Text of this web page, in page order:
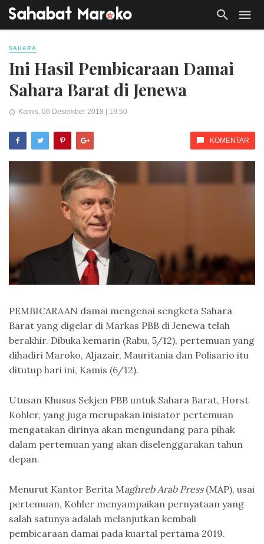
SAHARA
Ini Hasil Pembicaraan Damai
Sahara Barat di Jenewa
Kamis, 06 Desember 2018 | 19:50
KOMENTAR
PEMBICARAAN damai mengenai sengketa Sahara
Barat yang digelar di Markas PBB di Jenewa telah
berakhir. Dibuka kemarin (Rabu, 5/12), pertemuan yang
dihadiri Maroko, Aljazair, Mauritania dan Polisario itu
ditutup hari ini, Kamis (6/12).
Utusan Khusus Sekjen PBB untuk Sahara Barat, Horst
Kohler, yang juga merupakan inisiator pertemuan
mengatakan dirinya akan mengundang para pihak
dalam pertemuan yang akan diselenggarakan tahun
depan.
Menurut Kantor Berita Maghreb Arab Press(MAP), usai
pertemuan, Kohler menyampaikan pernyataan yang
salah satunya adalah melanjutkan kembali
pembicaraan damai pada kuartal pertama 2019.